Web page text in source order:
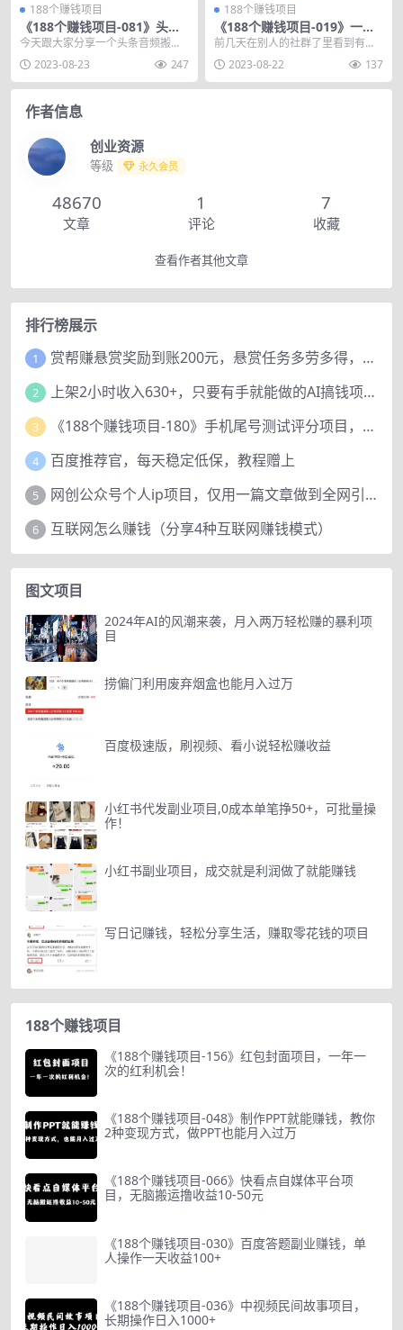
188个赚钱项目
《188个赚钱项目-081》头条
音频搬砖项目，日收益200-30
今天跟大家分享一个头条音频搬砖
项目。 简单来说，就是通过喜马拉
雅等各类FM音频平...
2023-08-23 247
188个赚钱项目
《188个赚钱项目-019》一个
人即可操作的副业赚钱项目，
部手机
前几天在别人的社群了里看到有人
在问关于这个赚钱项目的，恰好最
近也有看到过这个赚钱...
2023-08-22 137
作者信息
创业资源
等级 永久会员
48670
文章
1
评论
7
收藏
查看作者其他文章
排行榜展示
1 赏帮赚悬赏奖励到账200元，悬赏任务多劳多得，人人可做。
2 上架2小时收入630+，只要有手就能做的AI搞钱项目，奶奶看完都能学会!
3 《188个赚钱项目-180》手机尾号测试评分项目，短视频直播日赚200+
4 百度推荐官，每天稳定低保，教程赠上
5 网创公众号个人ip项目，仅用一篇文章做到全网引流！
6 互联网怎么赚钱（分享4种互联网赚钱模式）
图文项目
2024年AI的风潮来袭，月入两万轻松赚的暴利项
目
捞偏门利用废弃烟盒也能月入过万
百度极速版，刷视频、看小说轻松赚收益
小红书代发副业项目,0成本单笔挣50+，可批量操
作！
小红书副业项目，成交就是利润做了就能赚钱
写日记赚钱，轻松分享生活，赚取零花钱的项目
188个赚钱项目
《188个赚钱项目-156》红包封面项目，一年一
次的红利机会！
《188个赚钱项目-048》制作PPT就能赚钱，教你
2种变现方式，做PPT也能月入过万
《188个赚钱项目-066》快看点自媒体平台项
目，无脑搬运撸收益10-50元
《188个赚钱项目-030》百度答题副业赚钱，单
人操作一天收益100+
《188个赚钱项目-036》中视频民间故事项目，
长期操作日入1000+